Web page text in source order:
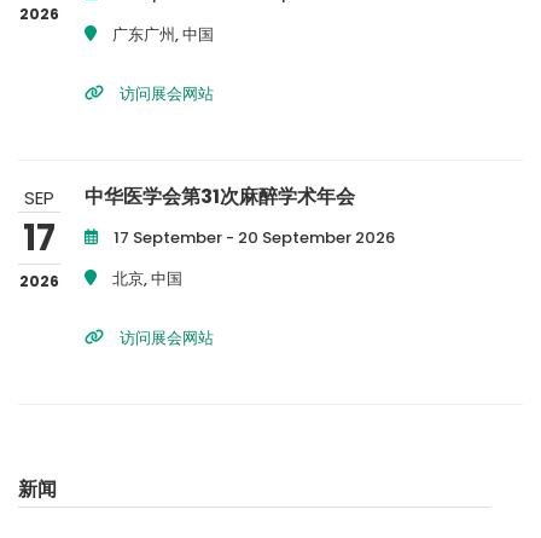
2026
广东广州, 中国
访问展会网站
SEP
17
2026
中华医学会第31次麻醉学术年会
17 September - 20 September 2026
北京, 中国
访问展会网站
新闻